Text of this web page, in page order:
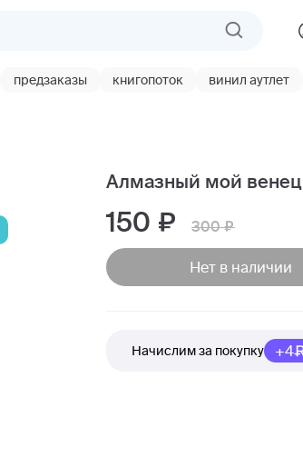
предзаказы книгопоток винил аутлет
Алмазный мой венец
150 300
Нет в наличии
Начислим за покупку +4